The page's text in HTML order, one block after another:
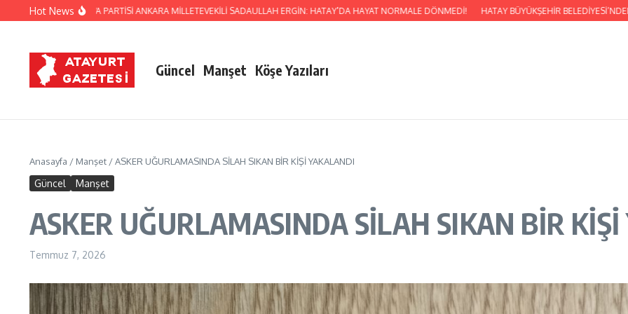
İçeriğe atlaHot NewsDEVA PARTİSİ ANKARA MİLLETEVEKİLİ SADAULLAH ERGİN: HATAY’DA HAYAT NORMALE DÖNMEDİ! HATAY BÜYÜKŞEHİR BELEDİYESİ’NDEN
Güncel Manşet Köşe Yazıları
Anasayfa / Manşet /ASKER UĞURLAMASINDA SİLAH SIKAN BİR KİŞİ YAKALANDI
Güncel Manşet
ASKER UĞURLAMASINDA SİLAH SIKAN BİR
Temmuz 7, 2026